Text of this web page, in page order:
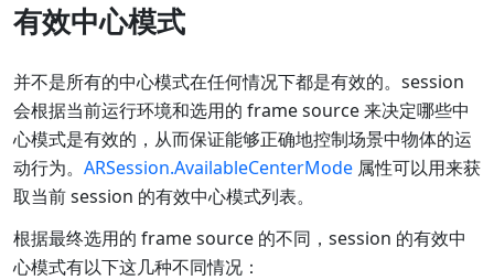
有效中心模式
并不是所有的中心模式在任何情况下都是有效的。session
会根据当前运行环境和选用的 frame source 来决定哪些中
心模式是有效的，从而保证能够正确地控制场景中物体的运
动行为。 ARSession.AvailableCenterMode 属性可以用来获
取当前 session 的有效中心模式列表。
根据最终选用的 frame source 的不同，session 的有效中
心模式有以下这几种不同情况：